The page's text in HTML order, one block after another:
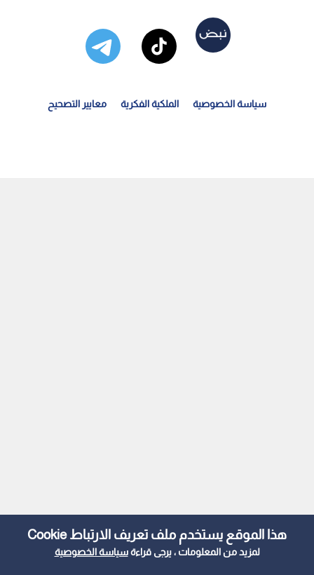
هذا الموقع يستخدم ملف تعريف الارتباط Cookie
لمزيد من المعلومات ، يرجى قراءةسياسة الخصوصية
سياسة الخصوصية الملكية الفكرية معايير التصحيح